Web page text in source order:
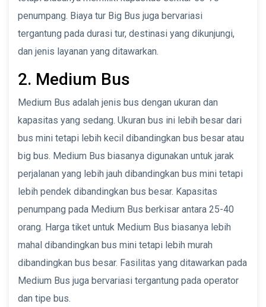
penumpang. Biaya tur Big Bus juga bervariasi
tergantung pada durasi tur, destinasi yang dikunjungi,
dan jenis layanan yang ditawarkan.
2. Medium Bus
Medium Bus adalah jenis bus dengan ukuran dan
kapasitas yang sedang. Ukuran bus ini lebih besar dari
bus mini tetapi lebih kecil dibandingkan bus besar atau
big bus. Medium Bus biasanya digunakan untuk jarak
perjalanan yang lebih jauh dibandingkan bus mini tetapi
lebih pendek dibandingkan bus besar. Kapasitas
penumpang pada Medium Bus berkisar antara 25-40
orang. Harga tiket untuk Medium Bus biasanya lebih
mahal dibandingkan bus mini tetapi lebih murah
dibandingkan bus besar. Fasilitas yang ditawarkan pada
Medium Bus juga bervariasi tergantung pada operator
dan tipe bus.